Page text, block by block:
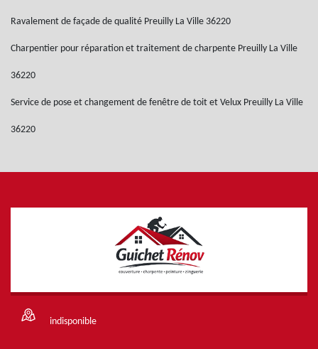
Ravalement de façade de qualité Preuilly La Ville 36220
Charpentier pour réparation et traitement de charpente Preuilly La Ville
36220
Service de pose et changement de fenêtre de toit et Velux Preuilly La Ville
36220
indisponible